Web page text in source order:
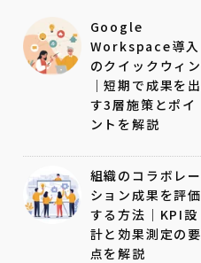
Google
Workspace導入
のクイックウィン
｜短期で成果を出
す3層施策とポイ
ントを解説
組織のコラボレー
ション成果を評価
する方法｜KPI設
計と効果測定の要
点を解説